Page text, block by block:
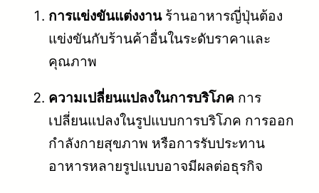
การแข่งขันแต่งงานร้านอาหารญี่ปุ่นต้อง
แข่งขันกับร้านค้าอื่นในระดับราคาและ
คุณภาพ
ความเปลี่ยนแปลงในการบริโภค การ
เปลี่ยนแปลงในรูปแบบการบริโภค การออก
กำลังกายสุขภาพ หรือการรับประทาน
อาหารหลายรูปแบบอาจมีผลต่อธุรกิจ